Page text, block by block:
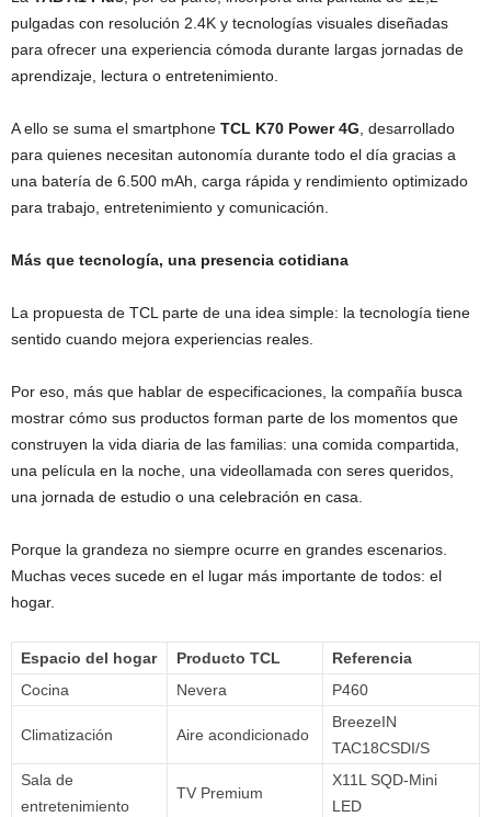
pulgadas con resolución 2.4K y tecnologías visuales diseñadas
para ofrecer una experiencia cómoda durante largas jornadas de
aprendizaje, lectura o entretenimiento.
A ello se suma el smartphone TCL K70 Power 4G, desarrollado
para quienes necesitan autonomía durante todo el día gracias a
una batería de 6.500 mAh, carga rápida y rendimiento optimizado
para trabajo, entretenimiento y comunicación.
Más que tecnología, una presencia cotidiana
La propuesta de TCL parte de una idea simple: la tecnología tiene
sentido cuando mejora experiencias reales.
Por eso, más que hablar de especificaciones, la compañía busca
mostrar cómo sus productos forman parte de los momentos que
construyen la vida diaria de las familias: una comida compartida,
una película en la noche, una videollamada con seres queridos,
una jornada de estudio o una celebración en casa.
Porque la grandeza no siempre ocurre en grandes escenarios.
Muchas veces sucede en el lugar más importante de todos: el
hogar.
Espacio del hogar Producto TCL
Referencia
Cocina
Nevera P460
Climatización Aire acondicionado
BreezeIN
TAC18CSDI/S
Sala de
entretenimiento
TV Premium
X11L SQD-Mini
LED